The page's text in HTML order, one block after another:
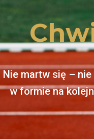
Nie martw się –
w formie na